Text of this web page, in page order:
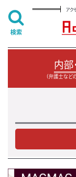
アク
内部
（弁護士など
検索